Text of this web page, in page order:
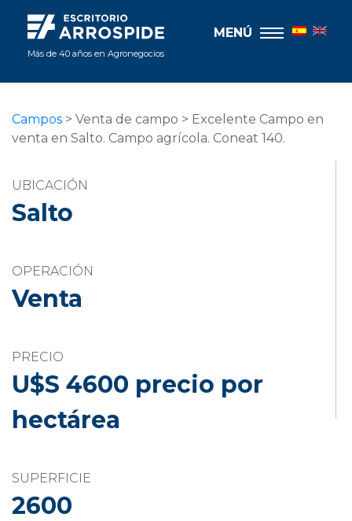
Más de 40 años en Agronegocios
MENÚ
Campos > Venta de campo > Excelente Campo en
venta en Salto. Campo agrícola. Coneat 140.
UBICACIÓN
Salto
OPERACIÓN
Venta
PRECIO
U$S 4600 precio por
hectárea
SUPERFICIE
2600